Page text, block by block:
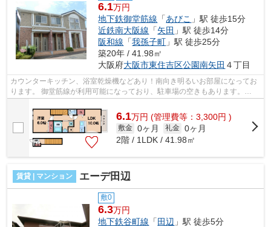
6.1万円
地下鉄御堂筋線 「あびこ 」駅 徒歩15分
近鉄南大阪線 「矢田 」駅 徒歩14分
阪和線 「我孫子町 」駅 徒歩25分
築20年 / 41.98㎡
大阪府大阪市東住吉区公園南矢田 ４丁目
カウンターキッチン、浴室乾燥機などあり！南向き明るいお部屋になってお
ります。 御堂筋線が利用可能になっており、駐車場の空きもあります。
■□■□■□■□■□■□■□■□■□■□■□■□■□■□■□■□■□■...
6.1万円 (管理費等：3,300円 )
敷金 0ヶ月 礼金 0ヶ月
2階 / 1LDK / 41.98㎡
賃貸 | マンション エーデ田辺
敷0
6.3万円
地下鉄谷町線 「 田辺 」駅 徒歩5分